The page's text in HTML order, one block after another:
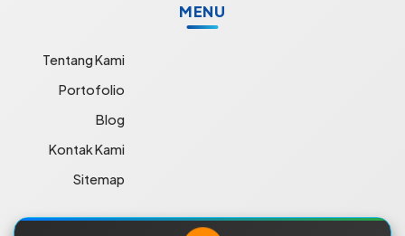
MENU
Tentang Kami
Portofolio
Blog
Kontak Kami
Sitemap